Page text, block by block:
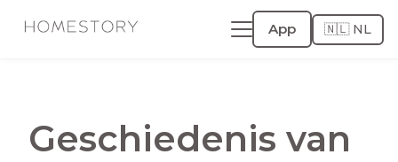
App 🇳🇱 NL
Geschiedenis van